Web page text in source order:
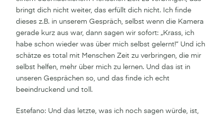
bringt dich nicht weiter, das erfüllt dich nicht. Ich finde
dieses z.B. in unserem Gespräch, selbst wenn die Kamera
gerade kurz aus war, dann sagen wir sofort: „Krass, ich
habe schon wieder was über mich selbst gelernt!“ Und ich
schätze es total mit Menschen Zeit zu verbringen, die mir
selbst helfen, mehr über mich zu lernen. Und das ist in
unseren Gesprächen so, und das finde ich echt
beeindruckend und toll.
Estefano: Und das letzte, was ich noch sagen würde, ist,